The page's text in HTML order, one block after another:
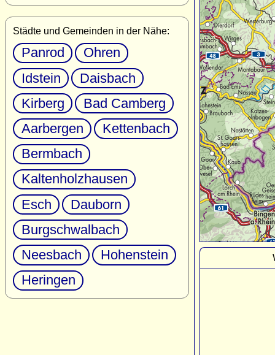
Städte und Gemeinden in der Nähe:
Panrod
Ohren
Idstein
Daisbach
Kirberg
Bad Camberg
Aarbergen
Kettenbach
Bermbach
Kaltenholzhausen
Esch
Dauborn
Burgschwalbach
Neesbach
Hohenstein
Heringen